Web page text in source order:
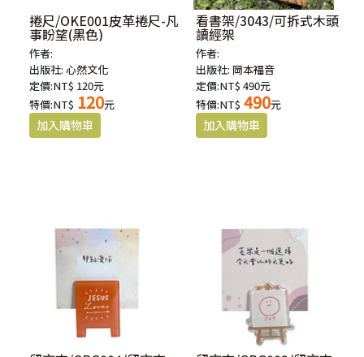
捲尺/OKE001皮革捲尺-凡
事盼望(黑色)
作者:
出版社:心然文化
定價:NT$ 120元
特價:NT$ 120元
看書架/3043/可拆式木頭
讀經架
作者:
出版社: 岡本福音
定價:NT$ 490元
特價:NT$ 490元